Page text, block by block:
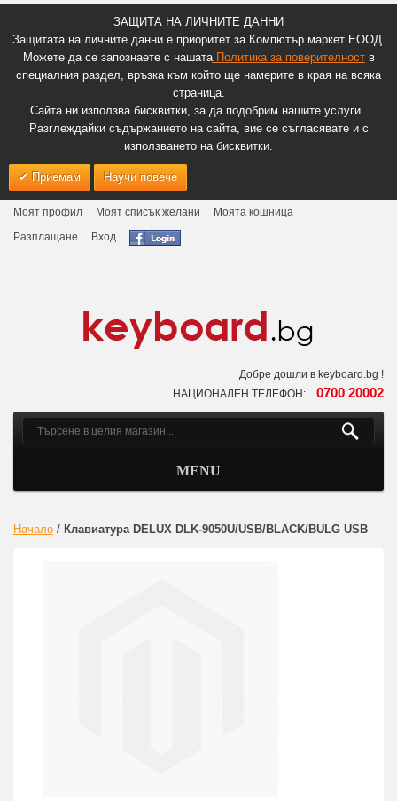
ЗАЩИТА НА ЛИЧНИТЕ ДАННИ
Защитата на личните данни е приоритет за Компютър маркет ЕООД.
Можете да се запознаете с нашатаПолитика за поверителноств
специалния раздел, връзка към който ще намерите в края на всяка
страница.
Сайта ни използва бисквитки, за да подобрим нашите услуги .
Разглеждайки съдържанието на сайта, вие се съгласявате и с
използването на бисквитки.
Приемам Научи повече
Моят профил Моят списък желани
Моята кошница
Разплащане
Вход
Добре дошли в keyboard.bg !
НАЦИОНАЛЕН ТЕЛЕФОН: 0700 20002
MENU
Начало / Клавиатура DELUX DLK-9050U/USB/BLACK/BULG USB